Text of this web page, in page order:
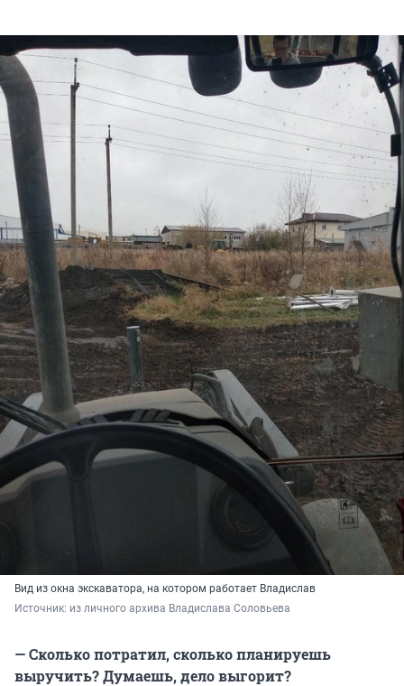
Вид из окна экскаватора, на котором работает Владислав
Источник: из личного архива Владислава Соловьева
— Сколько потратил, сколько планируешь
выручить? Думаешь, дело выгорит?